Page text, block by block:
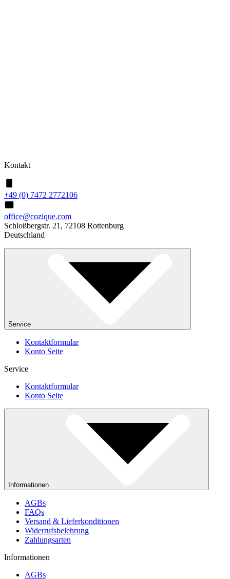
Kontakt
+49 (0) 7472 2772106
office@cozique.com
Schloßbergstr. 21, 72108 Rottenburg
Deutschland
Service
Kontaktformular
Konto Seite
Service
Kontaktformular
Konto Seite
Informationen
AGBs
FAQs
Versand & Lieferkonditionen
Widerrufsbelehrung
Zahlungsarten
Informationen
AGBs